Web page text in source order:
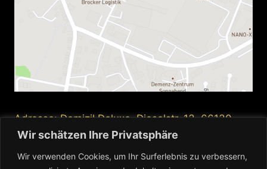
Wir schätzen Ihre Privatsphäre
Wir verwenden Cookies, um Ihr Surferlebnis zu verbessern,
Adresse: Domizil Deluxe, Dieselstr. 13, 66130
Saarbrücken